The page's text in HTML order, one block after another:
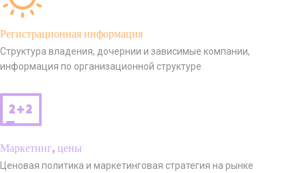
Регистрационная информация
Структура владения, дочернии и зависимые компании,
информация по организационной структуре
Маркетинг, цены
Ценовая политика и маркетинговая стратегия на рынке